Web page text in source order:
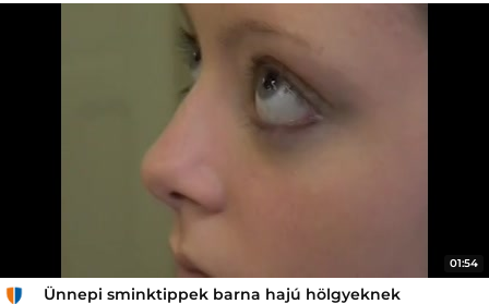
01:54
Ünnepi sminktippek barna hajú hölgyeknek